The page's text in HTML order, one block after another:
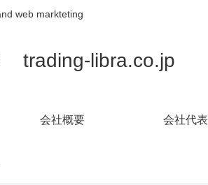
web markteting
trading-libra.co.jp
会社概要 会社代表